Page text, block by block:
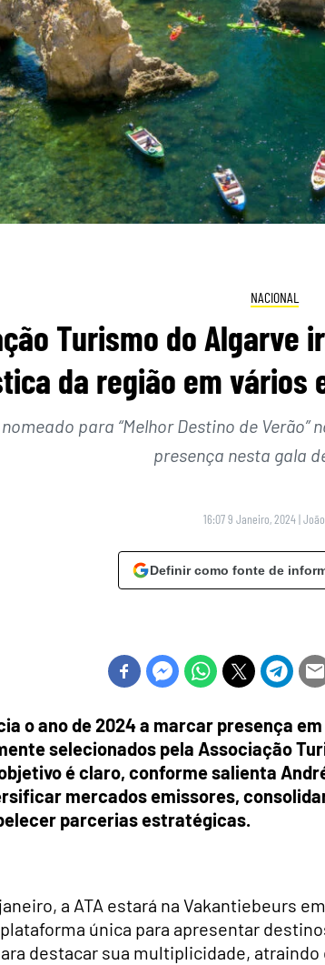
NACIONAL
Turismo do Algarve
da região em vários
para “Melhor Destino de
presença nesta gala
16:07 9 Janeiro, 2024|
Definir como fonte de
o ano de 2024 a marcar presença
selecionados pela Associação
é claro, conforme salienta
mercados emissores,
parcerias estratégicas.
janeiro, a ATA estará na Vakantiebeurs
única para apresentar
destacar sua multiplicidade,